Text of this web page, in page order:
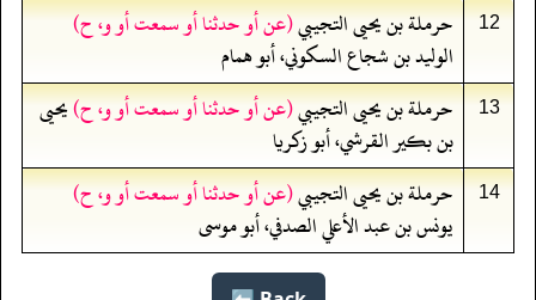
12 حرملة بن يحيى التجيبي(عن أو حدثنا أو سمعت أو و، ح)
الوليد بن شجاع السكوني، أبو همام
13 حرملة بن يحيى التجيبي(عن أو حدثنا أو سمعت أو و، ح)يحيى
بن بكير القرشي، أبو زكريا
14 حرملة بن يحيى التجيبي(عن أو حدثنا أو سمعت أو و، ح)
يونس بن عبد الأعلي الصدفي، أبو موسى